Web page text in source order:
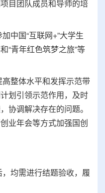
目团队成员和导师的培
中国“互联网+”大学生
“青年红色筑梦之旅”等
整体水平和发挥示范带
划引领示范作用，及时
协调解决存在的问题。
业年会等方式加强国创
均需进行结题验收，履